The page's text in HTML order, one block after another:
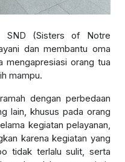
SND (Sisters of Notre
dan membantu oma
mengapresiasi orang tua
mampu.
dengan perbedaan
lain, khusus pada orang
kegiatan pelayanan,
karena kegiatan yang
tidak terlalu sulit, serta